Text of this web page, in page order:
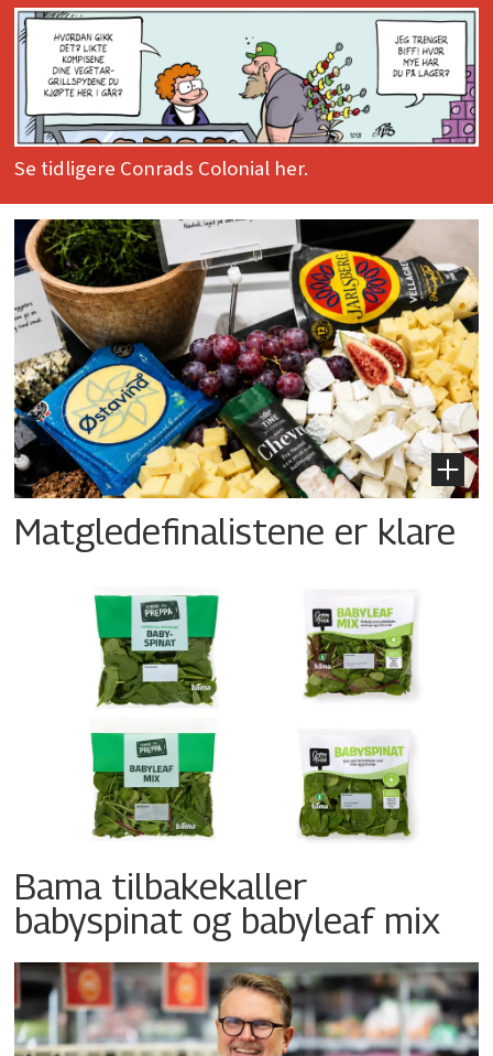
Se tidligere Conrads Colonial her.
Matgledefinalistene er klare
Bama tilbakekaller
babyspinat og babyleaf mix